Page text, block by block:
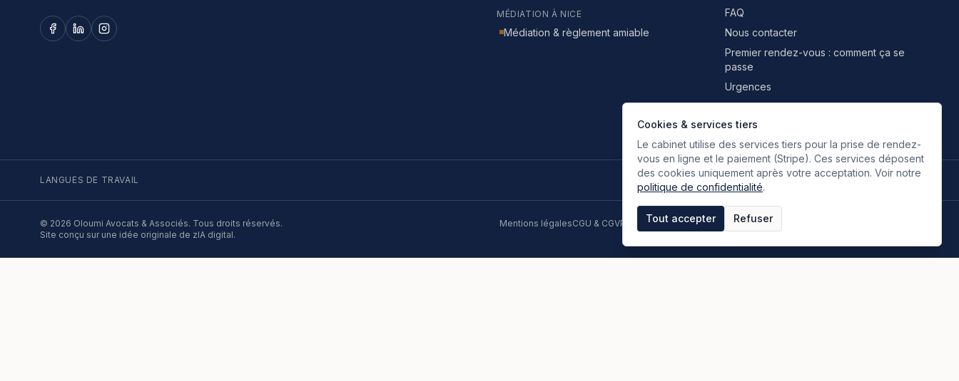
Cookies & services tiers
Le cabinet utilise des services tiers pour la prise de rendez-
vous en ligne et le paiement (Stripe). Ces services déposent
des cookies uniquement après votre acceptation. Voir notre
politique de confidentialité.
Tout accepter Refuser
MÉDIATION À NICE
Médiation & règlement amiable
FAQ
Nous contacter
Premier rendez-vous : comment ça se
passe
Urgences
Professionnels & partenaires
LANGUES DE TRAVAIL 🇫🇷
Français
FR 🇬🇧
AnglaisEN 🇮🇹IT🇪🇸ES🇷🇺 RU🇮🇷FA
© 2026 Oloumi Avocats & Associés. Tous droits réservés.
Site conçu sur une idée originale de zIA digital.
Mentions légalesCGU & CGVPolitique de confidentialité Espace clients